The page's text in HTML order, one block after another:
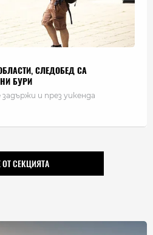
СЛЕДОБЕД СА
БУРИ
и през уикенда
СЕКЦИЯТА